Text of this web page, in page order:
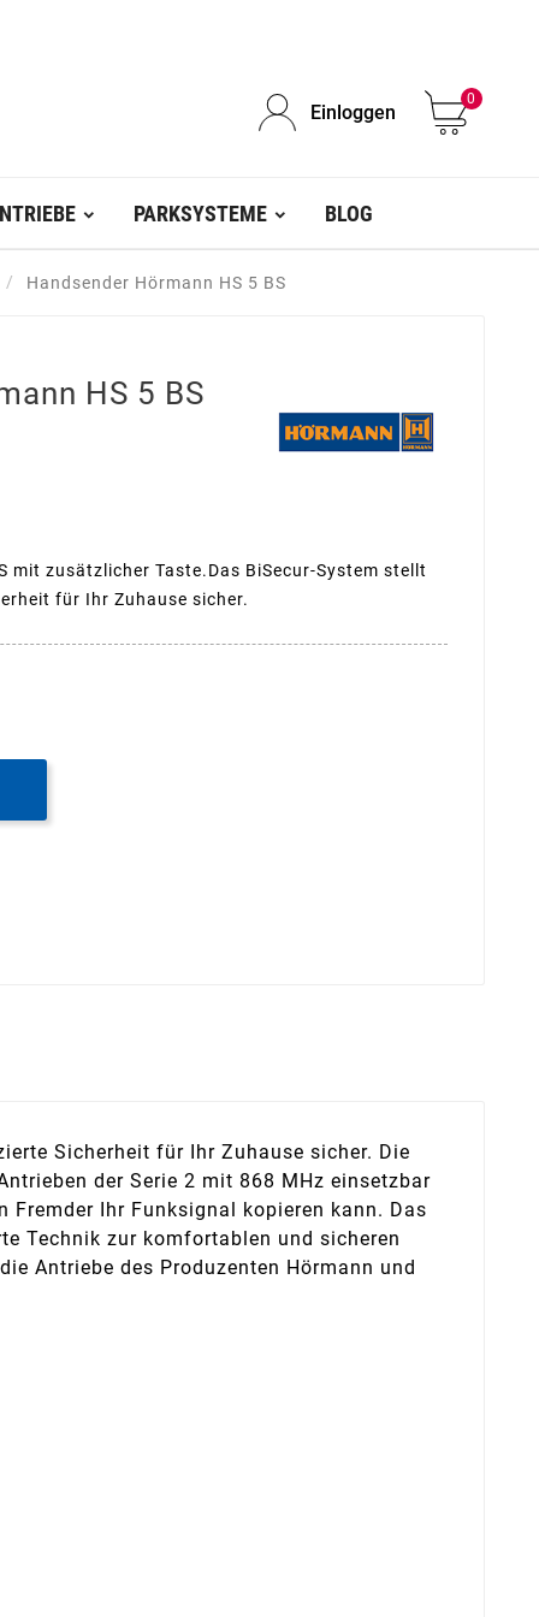
Einloggen
0
PARKSYSTEME BLOG
Handsender Hörmann HS 5 BS
HS 5 BS
mit zusätzlicher Taste.Das BiSecur-System stellt
für Ihr Zuhause sicher.
Sicherheit für Ihr Zuhause sicher. Die
der Serie 2 mit 868 MHz einsetzbar
Fremder Ihr Funksignal kopieren kann. Das
Technik zur komfortablen und sicheren
Antriebe des Produzenten Hörmann und